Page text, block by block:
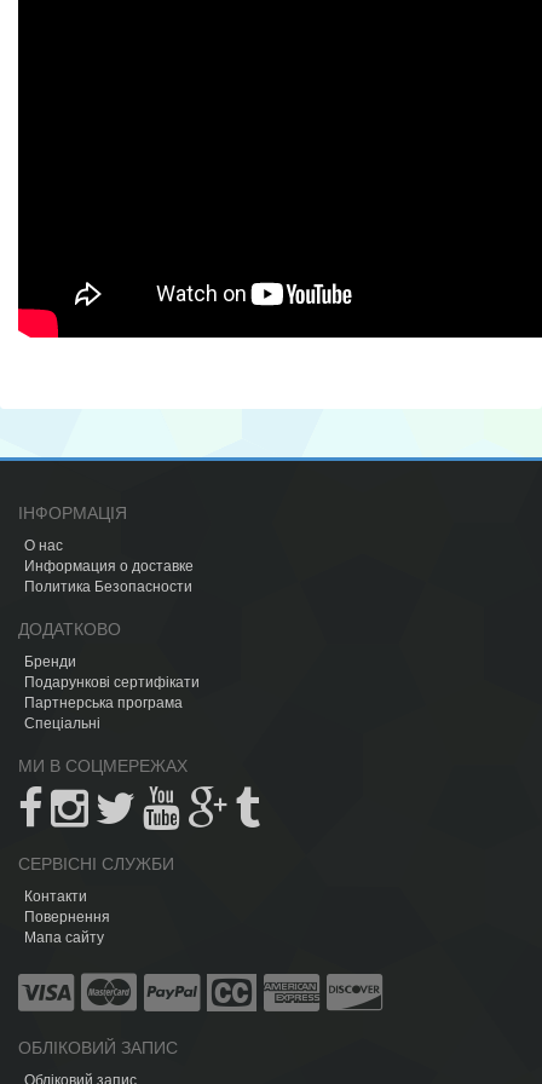
ІНФОРМАЦІЯ
О нас
Информация о доставке
Политика Безопасности
ДОДАТКОВО
Бренди
Подарункові сертифікати
Партнерська програма
Спеціальні
МИ В СОЦМЕРЕЖАХ
СЕРВІСНІ СЛУЖБИ
Контакти
Повернення
Мапа сайту
ОБЛІКОВИЙ ЗАПИС
Обліковий запис